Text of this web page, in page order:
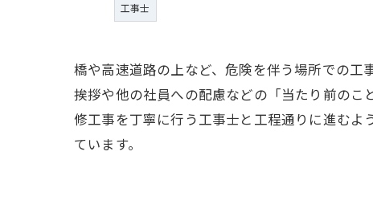
工事士
橋や高速道路の上など、危険を伴う場所での工
挨拶や他の社員への配慮などの「当たり前の
修工事を丁寧に行う工事士と工程通りに進む
ています。